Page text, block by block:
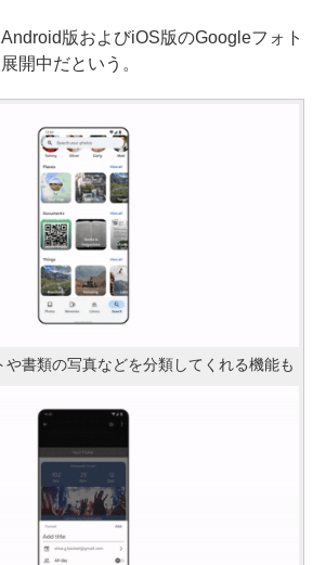
版およびiOS版のGoogleフォト
開中だという。
や書類の写真などを分類してくれる機能も